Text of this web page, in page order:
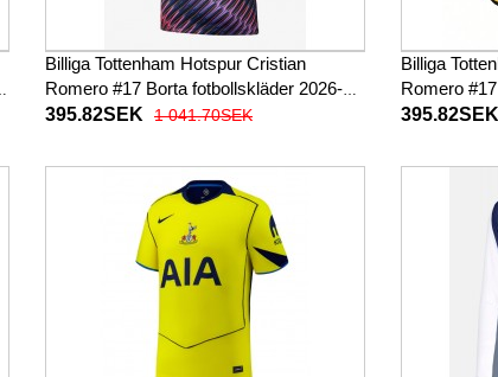
Billiga Tottenham Hotspur Cristian
Romero #17 Borta fotbollskläder 2026-27
Kortärmad
395.82SEK 1 041.70SEK
Billiga
Romero
27 Kortärmad
395.82SEK